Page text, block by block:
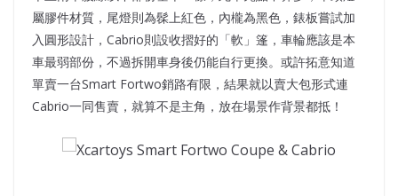
屬膠件材質，尾燈則為髹上紅色，內櫳為黑色，錶板嘗試加
入圓形設計，Cabrio則設收摺好的「軟」篷，車輪應該是本
車最弱部份，不過拆開車身後仍能自行更換。或許拓意知道
單賣一台Smart Fortwo銷路有限，結果就以賣大包形式連
Cabrio一同售賣，就算不是主角，放在場景作背景都抵！